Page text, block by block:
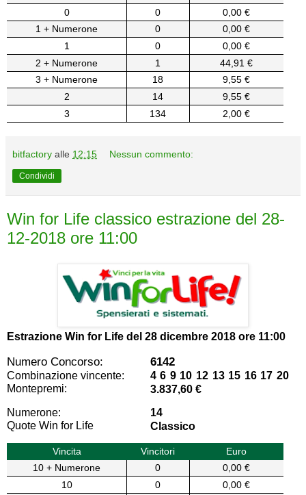
0
0
0,00 €
1 + Numerone
0
0,00 €
1
0
0,00 €
2 + Numerone
1
44,91 €
3 + Numerone
18
9,55 €
2
14
9,55 €
3
134 2,00 €
bitfactory alle 12:15 Nessun commento:
Condividi
Win for Life classico estrazione del 28-
12-2018 ore 11:00
Estrazione Win for Life del 28 dicembre 2018 ore 11:00
Numero Concorso: 6142
Combinazione vincente:
4 6 9 10 12 13 15 16 17 20
Montepremi:
3.837,60 €
Numerone:
14
Quote Win for Life
Classico
Vincita Vincitori
Euro
10 + Numerone
0
0,00 €
10
0
0,00 €